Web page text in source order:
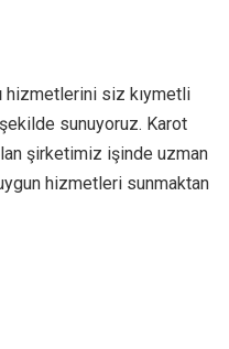
hizmetlerini siz kıymetli
sunuyoruz. Karot
şirketimiz işinde uzman
hizmetleri sunmaktan